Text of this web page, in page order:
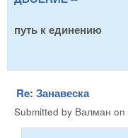
путь к единению
Re: Занавеска
Submitted by Валман on